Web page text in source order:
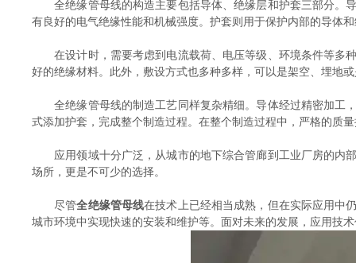
全绝缘管母线的构造主要包括导体、绝缘层和护套三部分。导
有良好的电气绝缘性能和机械强度。护套则用于保护内部的导体
在设计时，需要考虑到电流载荷、电压等级、环境条件等多种
好的绝缘材料。此外，敷设方式也多种多样，可以是架空、埋地
全绝缘管母线的制造工艺同样复杂精细。导体经过精密加工，
式添加护套，完成整个制造过程。在整个制造过程中，严格的质
应用领域十分广泛，从城市的地下综合管廊到工业厂房的内部
场所，更是不可少的选择。
尽管全绝缘管母线在技术上已经相当成熟，但在实际应用中
城市环境中实现快速的安装和维护等。面对未来的发展，应用技